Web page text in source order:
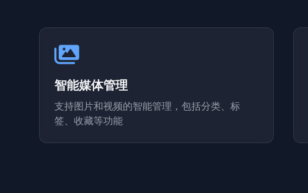
智能媒体管理
支持图片和视频的智能管理，包括分类、标
签、收藏等功能